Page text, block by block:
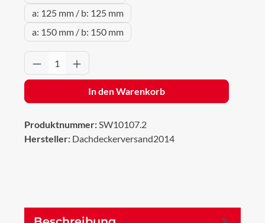
a: 125 mm / b: 125 mm
a: 150 mm / b: 150 mm
Produkt Anzahl: Gib den gewünschten
In den Warenkorb
Produktnummer:SW10107.2
Hersteller: Dachdeckerversand2014